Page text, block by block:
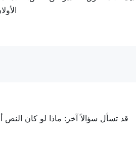
قد تسأل سؤالاً آخر: ماذا لو كان